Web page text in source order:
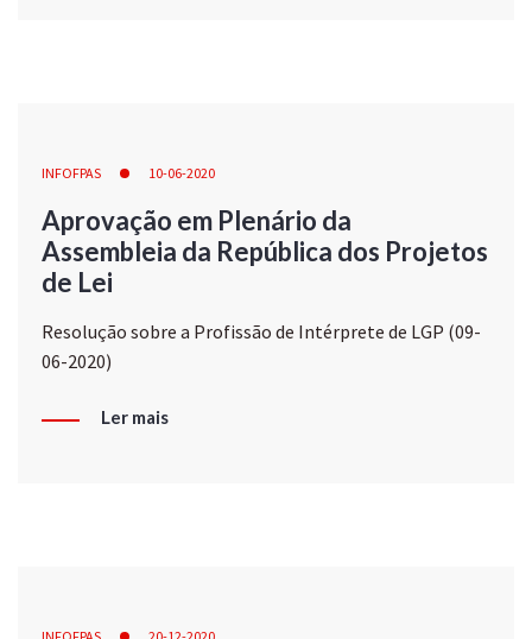
INFOFPAS 10-06-2020
Aprovação em Plenário da
Assembleia da República dos Projetos
de Lei
Resolução sobre a Profissão de Intérprete de LGP (09-
06-2020)
Ler mais